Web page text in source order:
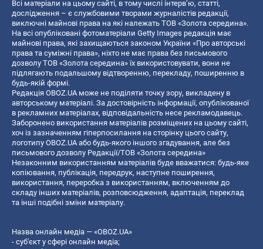
Всі матеріали на цьому сайті, в тому числі інтерв’ю, статті,
дослідження – є службовими творами журналістів редакції,
виключні майнові права на які належать ТОВ «Золота середина».
На всі опубліковані фотоматеріали Getty Images редакція має
майнові права, які захищаються законом України «Про авторські
права та суміжні права», ніхто не має права без письмового
дозволу ТОВ «Золота середина» їх використовувати, вони не
підлягають подальшому відтворенню, перекладу, поширенню в
будь-якій формі.
Редакція OBOZ.UA може не поділяти точку зору, викладену в
авторському матеріалі. За достовірність інформації, опублікованої
в рекламних матеріалах, відповідальність несе рекламодавець.
Заборонено використання матеріалів розміщених на цьому сайті,
хоч із зазначенням гіперпосилання на сторінку цього сайту,
логотипу OBOZ.UA або будь-якого іншого згадування, але без
письмового дозволу Редакції/ТОВ «Золота середина»
Незаконним використанням матеріалів буде вважатися: будь-яке
копiювання, публiкацiя, передрук, наступне поширення,
використання, переробка з використанням, включенням до
складу інших матеріалів, розповсюдження, адаптація, переклад
та інші подібні зміни матеріалу.
Назва онлайн медіа — «OBOZ.UA»
- суб'єкт у сфері онлайн медіа;